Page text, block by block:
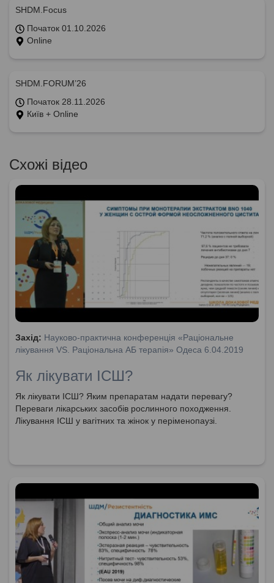
SHDM.Focus
Початок 01.10.2026
Online
SHDM.FORUM’26
Початок 28.11.2026
Київ + Online
Схожі відео
Захід: Науково-практична конференція «Раціональне
лікування VS. Раціональна АБ терапія» Одеса 6.04.2019
Як лікувати ІСШ?
Як лікувати ІСШ? Яким препаратам надати перевагу?
Переваги лікарських засобів рослинного походження.
Лікування ІСШ у вагітних та жінок у періменопаузі.